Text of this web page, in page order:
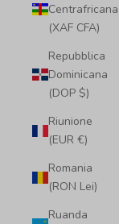
Centrafricana
(XAF CFA)
Repubblica
Dominicana
(DOP $)
Riunione
(EUR €)
Romania
(RON Lei)
Ruanda